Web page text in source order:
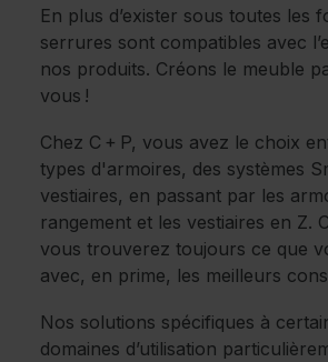
En plus d’exister sous toutes les
serrures sont compatibles avec
nos produits. Créons le meuble
vous !
Chez C + P, vous avez le choix
types d'armoires, des systèmes
vestiaires, en passant par les
rangement et les vestiaires en Z.
vous trouverez toujours ce que
avec, en prime, les meilleurs
Nos solutions spécifiques à
domaines d’utilisation